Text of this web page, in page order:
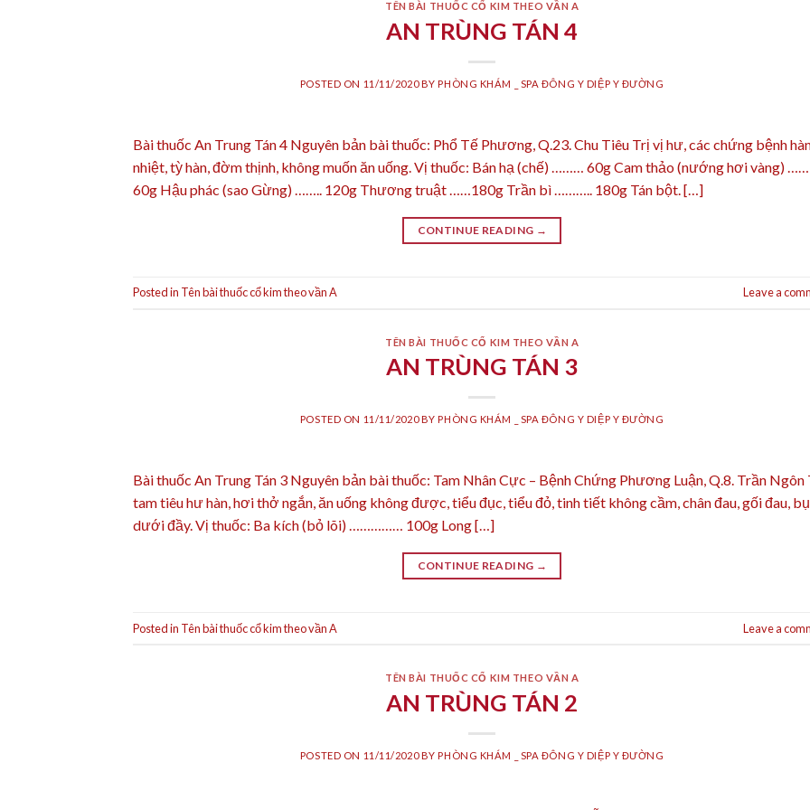
TÊN BÀI THUỐC CỔ KIM THEO VẦN A
AN TRÙNG TÁN 4
POSTED ON 11/11/2020BYPHÒNG KHÁM _ SPA ĐÔNG Y DIỆP Y ĐƯỜNG
Bài thuốc An Trung Tán 4 Nguyên bản bài thuốc: Phổ Tế Phương, Q.23. Chu Tiêu Trị vị hư, các chứng bệnh
nhiệt, tỳ hàn, đờm thịnh, không muốn ăn uống. Vị thuốc: Bán hạ (chế) ……… 60g Cam thảo (nướng hơi vàng) ……
60g Hậu phác (sao Gừng) …….. 120g Thương truật ……180g Trần bì ……….. 180g Tán bột. […]
CONTINUE READING →
Posted in Tên bài thuốc cổ kim theo vần A Leave a
TÊN BÀI THUỐC CỔ KIM THEO VẦN A
AN TRÙNG TÁN 3
POSTED ON 11/11/2020BYPHÒNG KHÁM _ SPA ĐÔNG Y DIỆP Y ĐƯỜNG
Bài thuốc An Trung Tán 3 Nguyên bản bài thuốc: Tam Nhân Cực – Bệnh Chứng Phương Luận, Q.8. Trần Ngôn
tam tiêu hư hàn, hơi thở ngắn, ăn uống không được, tiểu đục, tiểu đỏ, tinh tiết không cầm, chân đau, gối đau,
dưới đầy. Vị thuốc: Ba kích (bỏ lõi) …………… 100g Long […]
CONTINUE READING →
Posted in Tên bài thuốc cổ kim theo vần A Leave a
TÊN BÀI THUỐC CỔ KIM THEO VẦN A
AN TRÙNG TÁN 2
POSTED ON 11/11/2020BYPHÒNG KHÁM _ SPA ĐÔNG Y DIỆP Y ĐƯỜNG